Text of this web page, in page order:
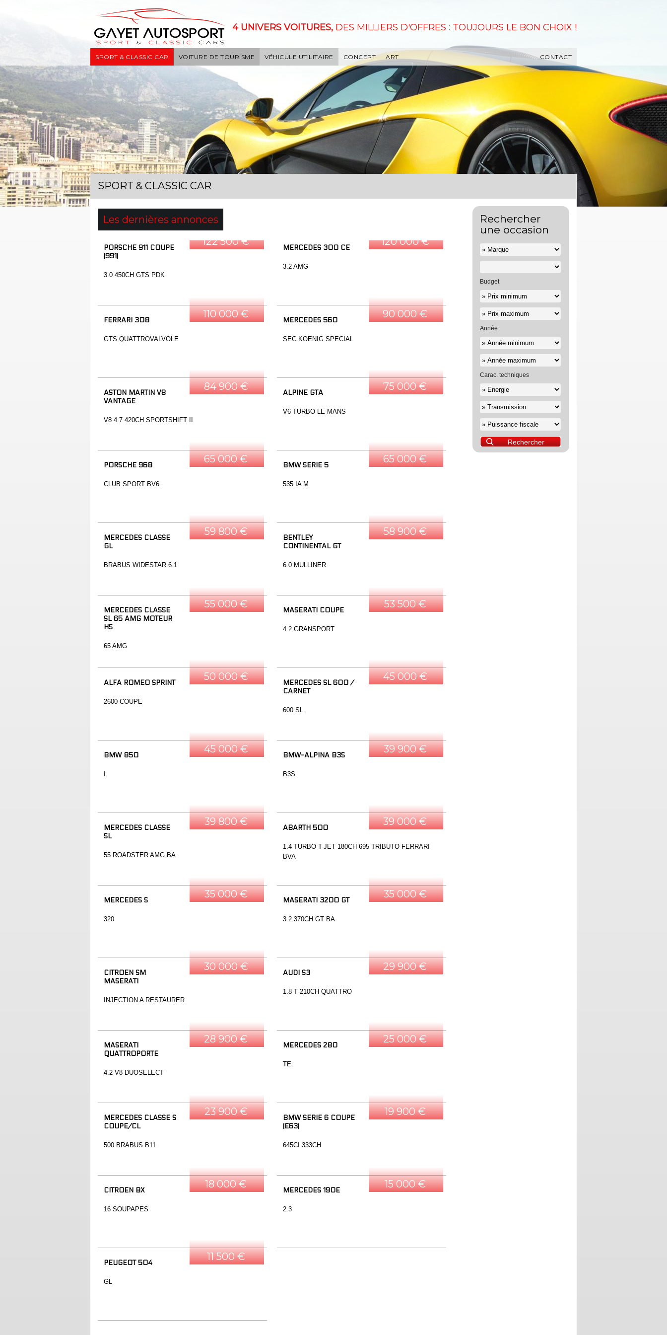
4 UNIVERS VOITURES, DES MILLIERS D'OFFRES : TOUJOURS LE BON CHOIX !
SPORT & CLASSIC CAR VOITURE DE TOURISME VÉHICULE UTILITAIRE CONCEPT ART CONTACT
SPORT & CLASSIC CAR
Les dernières annonces
122 500 €
PORSCHE 911 COUPE
(991)
3.0 450CH GTS PDK
120 000 €
MERCEDES 300 CE
3.2 AMG
110 000 €
FERRARI 308
GTS QUATTROVALVOLE
90 000 €
MERCEDES 560
SEC KOENIG SPECIAL
84 900 €
ASTON MARTIN V8
VANTAGE
V8 4.7 420CH SPORTSHIFT II
75 000 €
ALPINE GTA
V6 TURBO LE MANS
65 000 €
PORSCHE 968
CLUB SPORT BV6
65 000 €
BMW SERIE 5
535 IA M
59 800 €
MERCEDES CLASSE
GL
BRABUS WIDESTAR 6.1
58 900 €
BENTLEY
CONTINENTAL GT
6.0 MULLINER
55 000 €
MERCEDES CLASSE
SL 65 AMG MOTEUR
HS
65 AMG
53 500 €
MASERATI COUPE
4.2 GRANSPORT
50 000 €
ALFA ROMEO SPRINT
2600 COUPE
45 000 €
MERCEDES SL 600 /
CARNET
600 SL
45 000 €
BMW 850
39 900 €
BMW-ALPINA B3S
B3S
39 800 €
MERCEDES CLASSE
SL
55 ROADSTER AMG BA
39 000 €
ABARTH 500
1.4 TURBO T-JET 180CH 695 TRIBUTO FERRARI
BVA
35 000 €
MERCEDES S
320
35 000 €
MASERATI 3200 GT
3.2 370CH GT BA
30 000 €
CITROEN SM
MASERATI
INJECTION A RESTAURER
29 900 €
AUDI S3
1.8 T 210CH QUATTRO
28 900 €
MASERATI
QUATTROPORTE
4.2 V8 DUOSELECT
25 000 €
MERCEDES 280
TE
23 900 €
MERCEDES CLASSE S
COUPE/CL
500 BRABUS B11
19 900 €
BMW SERIE 6 COUPE
(E63)
645CI 333CH
18 000 €
CITROEN BX
16 SOUPAPES
15 000 €
MERCEDES 190E
2.3
11 500 €
PEUGEOT 504
GL
Rechercher
une occasion
Budget
Année
Carac. techniques